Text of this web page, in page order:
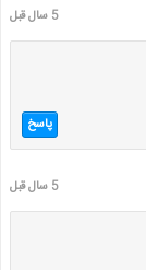
5 سال قبل
پاسخ
5 سال قبل